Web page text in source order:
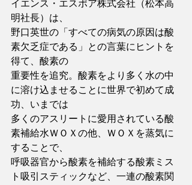
イエンス・エスポア株式会社（松本高
明社長）は、
野口英世の「すべての病気の原因は酸
素欠乏症である」との言葉にヒントを
得て、酸素の
重要性を追究。酸素をより多く水の中
に溶け込ませることに世界で初めて成
功、いまでは
多くのアスリートに愛用されている酸
素補給水ＷＯＸの他、ＷＯＸを蒸気に
することで、
呼吸器官から酸素を補給する酸素ミス
ト吸引スティックなど、一連の酸素関